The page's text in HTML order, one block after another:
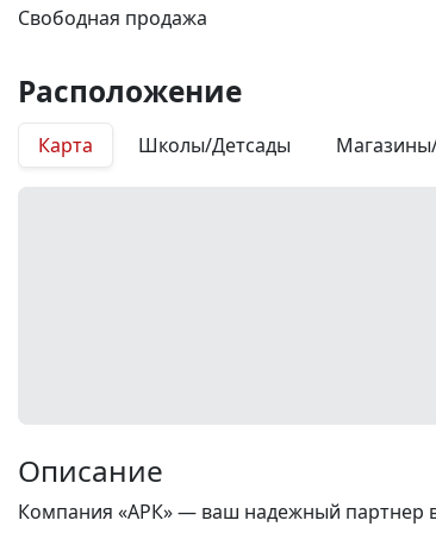
Свободная продажа
Расположение
Карта Школы/Детсады
Описание
Компания «АРК» — ваш надежный партнер